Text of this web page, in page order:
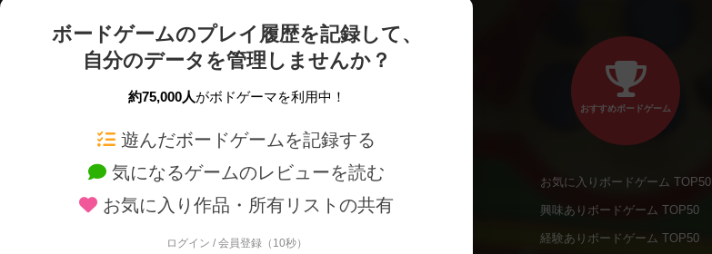
ボードゲームのプレイ履歴を記録して、
自分のデータを管理しませんか？
約75,000人がボドゲーマを利用中！
遊んだボードゲームを記録する
気になるゲームのレビューを読む
お気に入り作品・所有リストの共有
ログイン / 会員登録（10秒）
ボードゲームを検索する
ボードゲームの新着レビュー
新作・再入荷情報
定番ボードゲームの通販商品
国産ボードゲームの通販商品
おすすめボードゲーム
お気に入りボードゲーム TOP50
興味ありボードゲーム TOP50
経験ありボードゲーム TOP50